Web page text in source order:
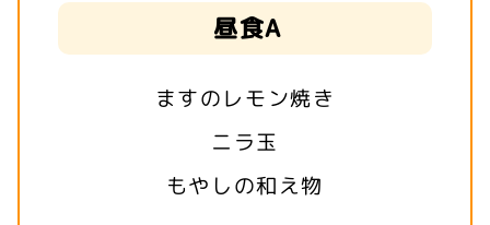
昼食A
ますのレモン焼き
ニラ玉
もやしの和え物